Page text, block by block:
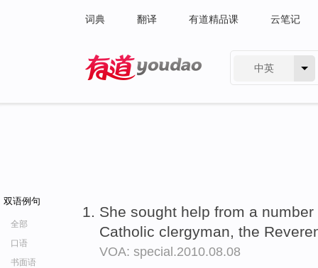
词典 翻译 有道精品课 云笔记
中英
双语例句
全部
口语
书面语
She sought help from a
Catholic clergyman, the
VOA: special.2010.08.08